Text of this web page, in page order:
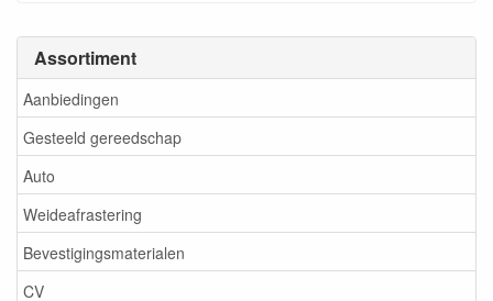
Assortiment
Aanbiedingen
Gesteeld gereedschap
Auto
Weideafrastering
Bevestigingsmaterialen
CV